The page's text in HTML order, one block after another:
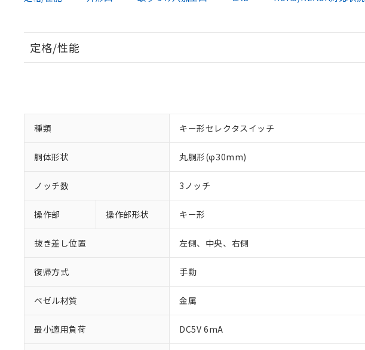
定格/性能
種類 キー形セレクタスイッチ
胴体形状 丸胴形(φ30mm)
ノッチ数 3ノッチ
操作部 操作部形状 キー形
抜き差し位置 左側、中央、右側
復帰方式 手動
ベゼル材質 金属
最小適用負荷 DC5V 6mA